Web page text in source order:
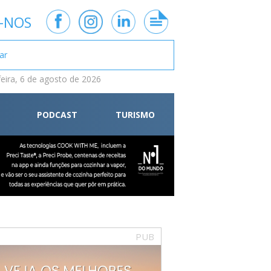
6 de agosto de 2026
PODCAST TURISMO
PUB